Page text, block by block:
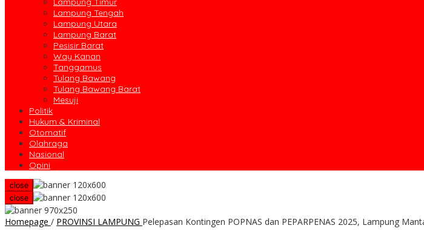
Lampung Tengah
Lampung Utara
Lampung Barat
Pesisir Barat
Way Kanan
Tanggamus
Tulang Bawang
Tulang Bawang Barat
Mesuji
Politik
Hukum & Kriminal
Otomatif
Olahraga
Nasional
Opini
close
close
Homepage / PROVINSI LAMPUNG Pelepasan Kontingen POPNAS dan PEPARPENAS 2025, Lampung